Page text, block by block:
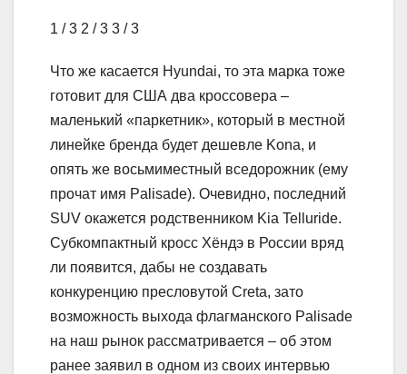
1 / 3 2 / 3 3 / 3
Что же касается Hyundai, то эта марка тоже
готовит для США два кроссовера –
маленький «паркетник», который в местной
линейке бренда будет дешевле Kona, и
опять же восьмиместный вседорожник (ему
прочат имя Palisade). Очевидно, последний
SUV окажется родственником Kia Telluride.
Субкомпактный кросс Хёндэ в России вряд
ли появится, дабы не создавать
конкуренцию пресловутой Creta, зато
возможность выхода флагманского Palisade
на наш рынок рассматривается – об этом
ранее заявил в одном из своих интервью